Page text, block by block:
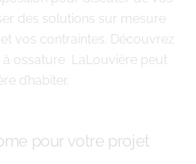
des solutions sur mesure
vos contraintes. Découvrez
ossature LaLouvière peut
d’habiter.
pour votre projet